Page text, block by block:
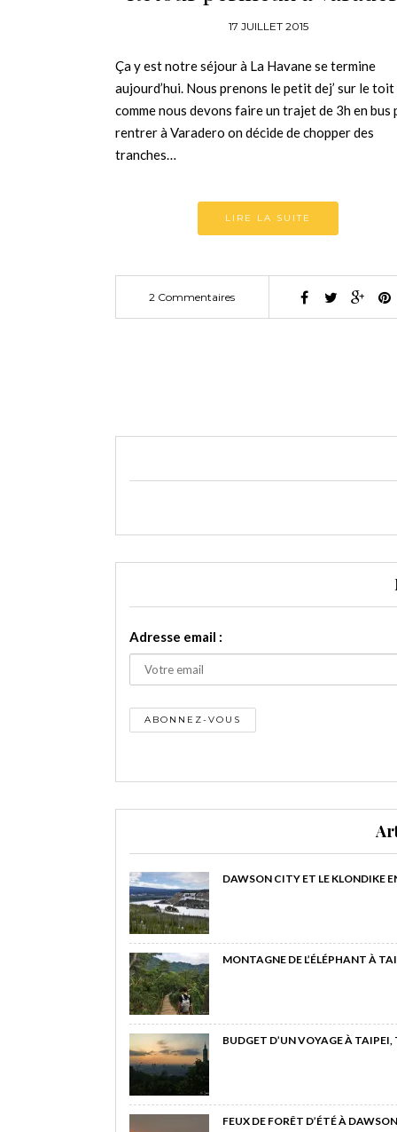
17 JUILLET 2015
Ça y est notre séjour à La Havane se termine
aujourd’hui. Nous prenons le petit dej’ sur le
comme nous devons faire un trajet de 3h en bus
rentrer à Varadero on décide de chopper des
tranches…
LIRE LA SUITE
2 Commentaires
Adresse email :
DAWSON CITY ET LE KLONDIKE
MONTAGNE DE L’ÉLÉPHANT À
BUDGET D’UN VOYAGE À
FEUX DE FORÊT D’ÉTÉ À